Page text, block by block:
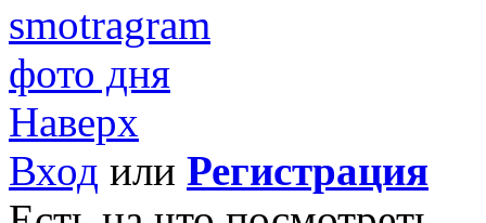
smotragram
фото дня
Наверх
Вход или Регистрация